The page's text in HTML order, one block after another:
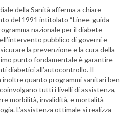
della Sanità afferma a chiare
del 1991 intitolato “Linee-guida
nazionale per il diabete
pubblico di governi e
la prevenzione e la cura della
punto fondamentale è garantire
diabetici all’autocontrollo. Il
quanto programmi sanitari ben
tutti i livelli di assistenza,
morbilità, invalidità, e mortalità
L’assistenza ottimale si realizza